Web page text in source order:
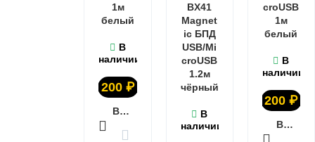
1м
белый
В
наличии
200 ₽
В КОРЗИНУ
BX41
Magnet
ic БПД
USB/Mi
croUSB
1.2м
чёрный
В
наличии
croUSB
1м
белый
В
наличии
200 ₽
В КОРЗИНУ